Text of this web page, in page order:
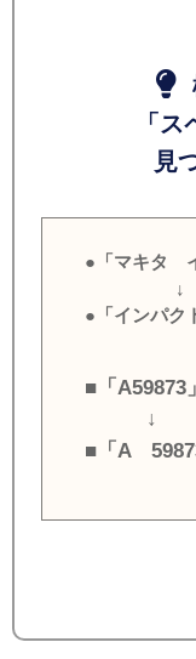
「
見つ
●「マキタ
↓
●「インパ
■「A59873
↓
■「A